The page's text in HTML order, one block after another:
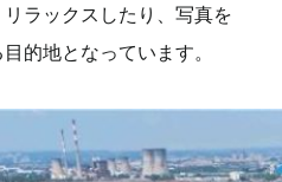
ラックスしたり、写真を
的地となっています。